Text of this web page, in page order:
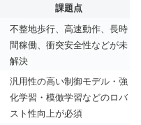
課題点
不整地歩行、高速動作、長時
間稼働、衝突安全性などが未
解決
汎用性の高い制御モデル・強
化学習・模倣学習などのロバ
スト性向上が必須